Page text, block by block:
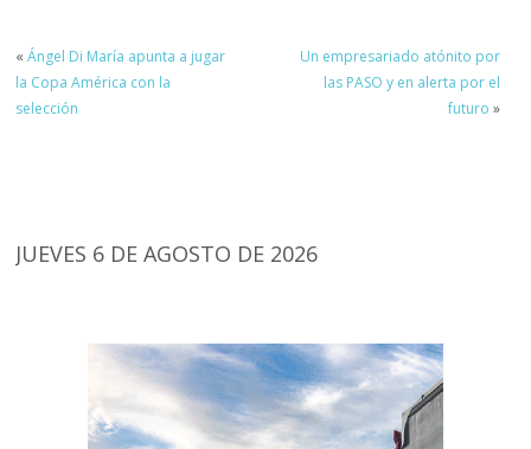
«Ángel Di María apunta a jugar
la Copa América con la
selección
Un empresariado atónito por
las PASO y en alerta por el
futuro »
JUEVES 6 DE AGOSTO DE 2026